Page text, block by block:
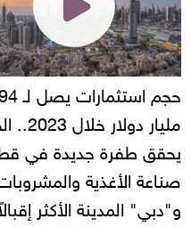
"أمن القاهرة" يضبط
شركة مطاعم استولى على
أموال المواطنين بزعم